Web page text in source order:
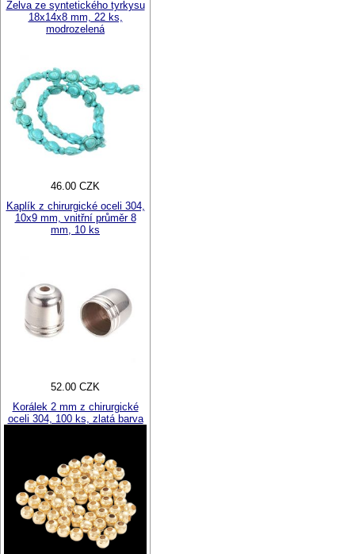
Želva ze syntetického tyrkysu
18x14x8 mm, 22 ks,
modrozelená
46.00 CZK
Kaplík z chirurgické oceli 304,
10x9 mm, vnitřní průměr 8
mm, 10 ks
52.00 CZK
Korálek 2 mm z chirurgické
oceli 304, 100 ks, zlatá barva